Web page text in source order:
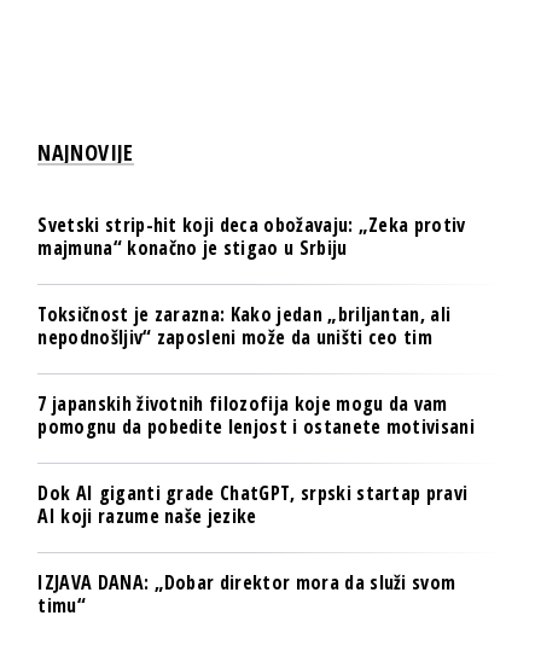
NAJNOVIJE
Svetski strip-hit koji deca obožavaju: „Zeka protiv
majmuna“ konačno je stigao u Srbiju
Toksičnost je zarazna: Kako jedan „briljantan, ali
nepodnošljiv“ zaposleni može da uništi ceo tim
7 japanskih životnih filozofija koje mogu da vam
pomognu da pobedite lenjost i ostanete motivisani
Dok AI giganti grade ChatGPT, srpski startap pravi
AI koji razume naše jezike
IZJAVA DANA: „Dobar direktor mora da služi svom
timu“